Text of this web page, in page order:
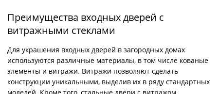
Преимущества входных дверей с
витражными стеклами
Для украшения входных дверей в загородных домах
используются различные материалы, в том числе кованые
элементы и витражи. Витражи позволяют сделать
конструкции уникальными, выделив их в ряду стандартных